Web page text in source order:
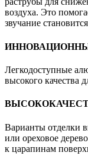
воздуха. Это
звучание
Легкодоступные
высокого качества
Варианты отделки
или ореховое
к царапинам